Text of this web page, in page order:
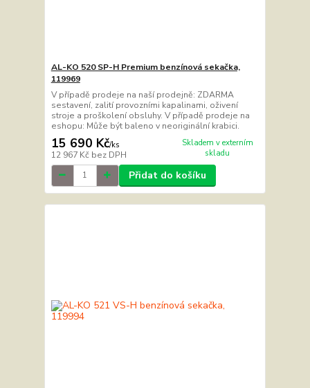
AL-KO 520 SP-H Premium benzínová sekačka,
119969
V případě prodeje na naší prodejně: ZDARMA
sestavení, zalití provozními kapalinami, oživení
stroje a proškolení obsluhy. V případě prodeje na
eshopu: Může být baleno v neoriginální krabici.
15 690 Kč/ks
12 967 Kč bez DPH
Skladem v externím
skladu
Přidat do košíku